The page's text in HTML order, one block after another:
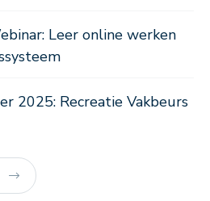
Leer online werken
2025: Recreatie Vakbeurs